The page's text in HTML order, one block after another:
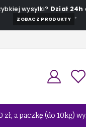
wysyłki? Dział 24h
ZOBACZ PRODUKTY *
zł, a paczkę (do 10kg)